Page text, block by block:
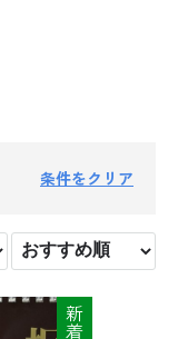
条件をクリア